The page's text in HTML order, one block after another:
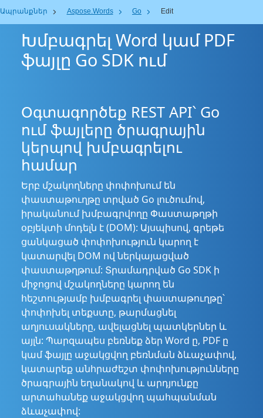
Ապրանքներ Aspose.Words Go Edit
Խմբագրել Word կամ PDF
ֆայլը Go SDK ում
Օգտագործեք REST API՝ Go
ում ֆայլերը ծրագրային
կերպով խմբագրելու
համար
Երբ մշակողները փոփոխում են
փաստաթուղթը տրված Go լուծումով,
իրականում խմբագրվողը Փաստաթղթի
օբյեկտի մոդելն է (DOM): Այսպիսով, գրեթե
ցանկացած փոփոխություն կարող է
կատարվել DOM ով ներկայացված
փաստաթղթում: Տրամադրված Go SDK ի
միջոցով մշակողները կարող են
հեշտությամբ խմբագրել փաստաթուղթը՝
փոփոխել տեքստը, թարմացնել
աղյուսակները, ավելացնել պատկերներ և
այլն: Պարզապես բեռնեք ձեր Word ը, PDF ը
կամ ֆայլը աջակցվող բեռնման ձևաչափով,
կատարեք անհրաժեշտ փոփոխությունները
ծրագրային եղանակով և արդյունքը
արտահանեք աջակցվող պահպանման
ձևաչափով: